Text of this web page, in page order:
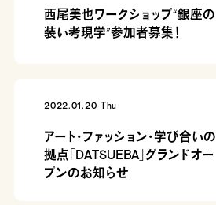
西尾美也ワークショップ“銀座の
装い考現学”参加者募集！
2022.01.20 Thu
アート・ファッション・学び合いの
拠点「DATSUEBA」グランドオー
プンのお知らせ